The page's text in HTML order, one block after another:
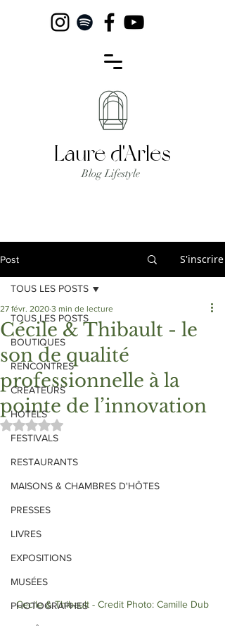
Laure d'Arles
Blog Lifestyle
Post S'inscrire
TOUS LES POSTS
BOUTIQUES
RENCONTRES
CREATEURS
HOTELS
FESTIVALS
RESTAURANTS
MAISONS & CHAMBRES D'HÔTES
PRESSES
LIVRES
EXPOSITIONS
MUSÉES
PHOTOGRAPHES
TOUS LES POSTS
Cécile & Thibault - le
son de qualité
professionnelle à la
pointe de l’innovation
27 févr. 2020 3 min de lecture
Noté NaN étoiles sur 5.
Cecile & Thibault - Credit Photo: Camille Dub